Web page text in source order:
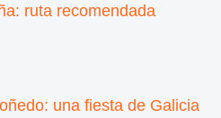
ruta recomendada
una fiesta de Galicia